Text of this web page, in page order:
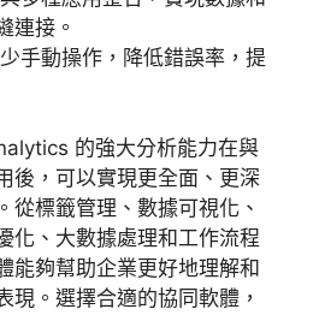
連接。
手動操作，降低錯誤率，提
的強大分析能力在與
後，可以實現更全面、更深
從標籤管理、數據可視化、
化、大數據處理和工作流程
能夠幫助企業更好地理解和
現。選擇合適的協同軟體，